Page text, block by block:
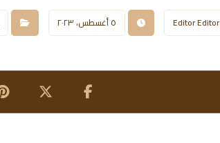
Editor Editor ٥ أغسطس، ٢٠٢٣